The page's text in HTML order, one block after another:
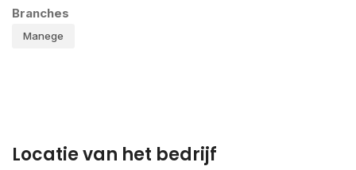
Branches
Manege
Locatie van het bedrijf